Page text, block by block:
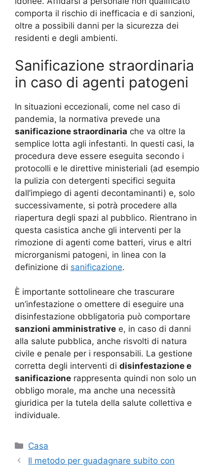
comporta il rischio di inefficacia e di sanzioni,
oltre a possibili danni per la sicurezza dei
residenti e degli ambienti.
Sanificazione straordinaria
in caso di agenti patogeni
In situazioni eccezionali, come nel caso di
pandemia, la normativa prevede una
sanificazione straordinaria che va oltre la
semplice lotta agli infestanti. In questi casi, la
procedura deve essere eseguita secondo i
protocolli e le direttive ministeriali (ad esempio
la pulizia con detergenti specifici seguita
dall’impiego di agenti decontaminanti) e, solo
successivamente, si potrà procedere alla
riapertura degli spazi al pubblico. Rientrano in
questa casistica anche gli interventi per la
rimozione di agenti come batteri, virus e altri
microrganismi patogeni, in linea con la
definizione di sanificazione.
È importante sottolineare che trascurare
un’infestazione o omettere di eseguire una
disinfestazione obbligatoria può comportare
sanzioni amministrative e, in caso di danni
alla salute pubblica, anche risvolti di natura
civile e penale per i responsabili. La gestione
corretta degli interventi di disinfestazione e
sanificazione rappresenta quindi non solo un
obbligo morale, ma anche una necessità
giuridica per la tutela della salute collettiva e
individuale.
Categorie
Casa
Il metodo per guadagnare subito con